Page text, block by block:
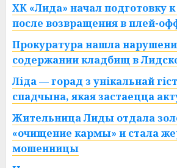
ХК «Лида» начал подготовку
после возвращения в плей-
Прокуратура нашла
содержании кладбищ в
Ліда — горад з унікальнай
спадчына, якая застаецца
Жительница Лиды отдала
«очищение кармы» и стала
мошенницы